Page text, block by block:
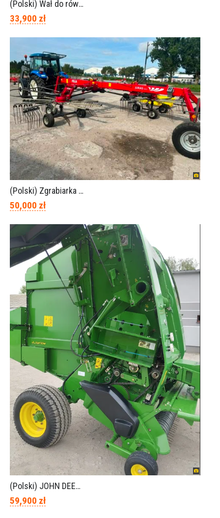
(Polski) Wał do równania pryzm z kiszonką -TORNADO-SPAWEX
33,900 zł
(Polski) Zgrabiarka FELLA JURA 1402
50,000 zł
(Polski) JOHN DEERE 854 piękny stan
59,900 zł